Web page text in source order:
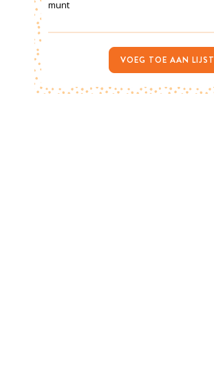
munt
VOEG TOE AAN LIJST